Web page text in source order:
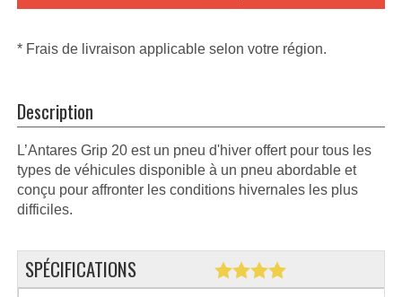
* Frais de livraison applicable selon votre région.
Description
L’Antares Grip 20 est un pneu d'hiver offert pour tous les
types de véhicules disponible à un pneu abordable et
conçu pour affronter les conditions hivernales les plus
difficiles.
SPÉCIFICATIONS